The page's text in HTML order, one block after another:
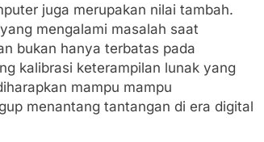
juga merupakan nilai tambah.
mengalami masalah saat
bukan hanya terbatas pada
kalibrasi keterampilan lunak yang
mampu mampu
menantang tantangan di era digital